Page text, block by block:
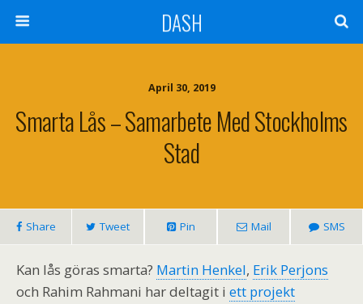
DASH
April 30, 2019
Smarta Lås – Samarbete Med Stockholms
Stad
Share Tweet Pin Mail SMS
Kan lås göras smarta? Martin Henkel, Erik Perjons
och Rahim Rahmani har deltagit i ett projekt